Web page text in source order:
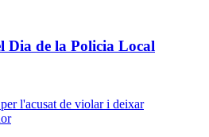
Dia de la Policia Local